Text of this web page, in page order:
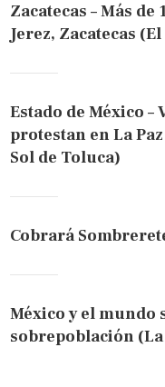
Zacatecas – Más
Jerez, Zacatecas
Estado de México –
protestan en La
Sol de Toluca)
Cobrará
México y el mundo
sobrepoblación (La